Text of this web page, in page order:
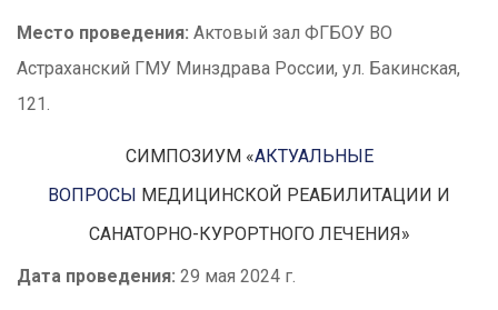
Место проведения: Актовый зал ФГБОУ ВО
Астраханский ГМУ Минздрава России, ул. Бакинская,
121.
СИМПОЗИУМ «АКТУАЛЬНЫЕ
ВОПРОСЫ
МЕДИЦИНСКОЙ РЕАБИЛИТАЦИИ И
САНАТОРНО-КУРОРТНОГО ЛЕЧЕНИЯ»
Дата проведения: 29 мая 2024 г.